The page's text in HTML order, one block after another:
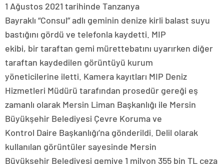
1 Ağustos 2021 tarihinde Tanzanya
Bayraklı “Consul” adlı geminin denize kirli balast suyu
bastığını gördü ve telefonla kaydetti. MIP
ekibi, bir taraftan gemi mürettebatını uyarırken diğer
taraftan kaydedilen görüntüyü kurum
yöneticilerine iletti. Kamera kayıtları MIP Deniz
Hizmetleri Müdürü tarafından prosedür gereği eş
zamanlı olarak Mersin Liman Başkanlığı ile Mersin
Büyükşehir Belediyesi Çevre Koruma ve
Kontrol Daire Başkanlığı’na gönderildi. Delil olarak
kullanılan görüntüler sayesinde Mersin
Büyükşehir Belediyesi gemiye 1 milyon 355 bin TL ceza